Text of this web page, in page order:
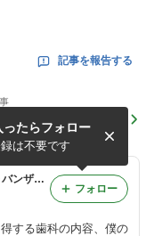
記事を報告する
６月の休診日・・・
輪島市の歯医者 笹谷歯科医院 ～バンザル歯医者のブログ～
する歯科の内容、僕の
ったらフォロー
は不要です
フォロー